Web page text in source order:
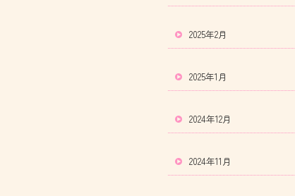
2025年2月
2025年1月
2024年12月
2024年11月